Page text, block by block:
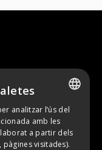
Newsletter
SPANISH
CATALAN
analitzar l’ús del
amb les
a partir dels
visitades).